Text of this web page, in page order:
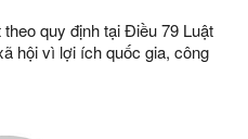
quy định tại Điều 79 Luật
hội vì lợi ích quốc gia, công